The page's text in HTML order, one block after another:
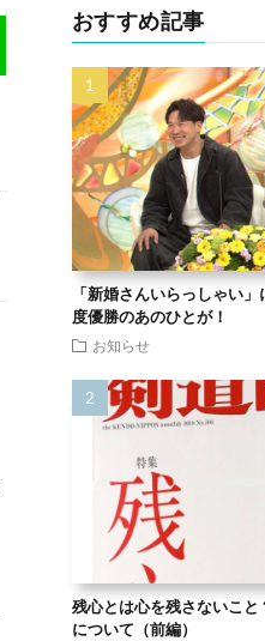
おすすめ記事
「新婚さんいらっしゃい
度優勝のあのひとが！
お知らせ
残心とは心を残さないこ
について（前編）